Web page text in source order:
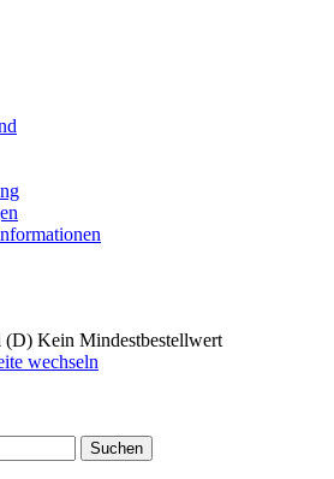
(D) Kein Mindestbestellwert
Suchen